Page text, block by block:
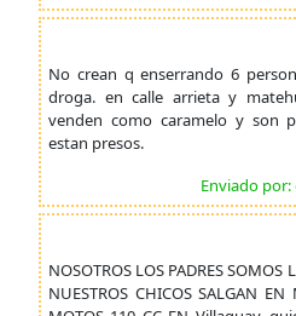
No crean q enserrando 6
droga. en calle arrieta y
venden como caramelo y son
estan presos.
Enviado
NOSOTROS LOS PADRES SOMOS
NUESTROS CHICOS SALGAN